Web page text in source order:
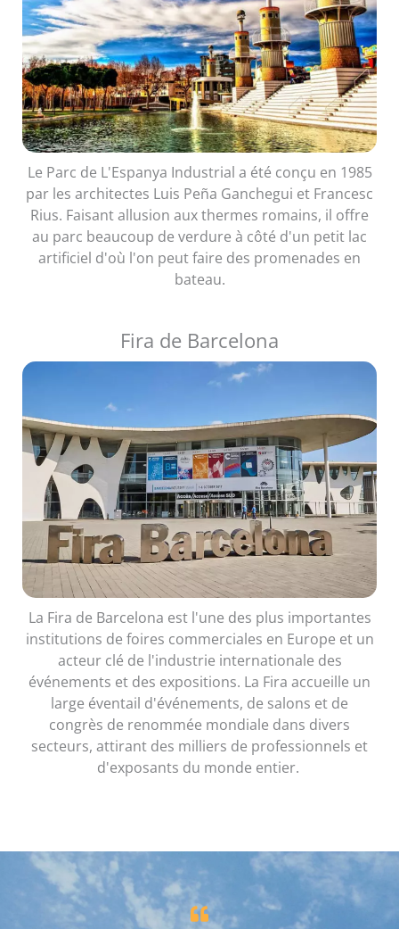
Le Parc de L'Espanya Industrial a été conçu en 1985
par les architectes Luis Peña Ganchegui et Francesc
Rius. Faisant allusion aux thermes romains, il offre
au parc beaucoup de verdure à côté d'un petit lac
artificiel d'où l'on peut faire des promenades en
bateau.
Fira de Barcelona
La Fira de Barcelona est l'une des plus importantes
institutions de foires commerciales en Europe et un
acteur clé de l'industrie internationale des
événements et des expositions. La Fira accueille un
large éventail d'événements, de salons et de
congrès de renommée mondiale dans divers
secteurs, attirant des milliers de professionnels et
d'exposants du monde entier.